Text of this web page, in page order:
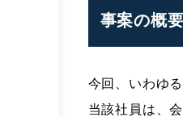
事案の概要
今回、いわゆ
当該社員は、